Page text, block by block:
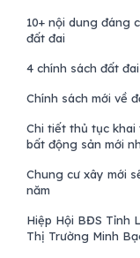
10+ nội dung đáng
đất đai
4 chính sách đất
Chính sách mới về
Chi tiết thủ tục khai
bất động sản mới
Chung cư xây mới
năm
Hiệp Hội BĐS Tỉnh
Thị Trường Minh